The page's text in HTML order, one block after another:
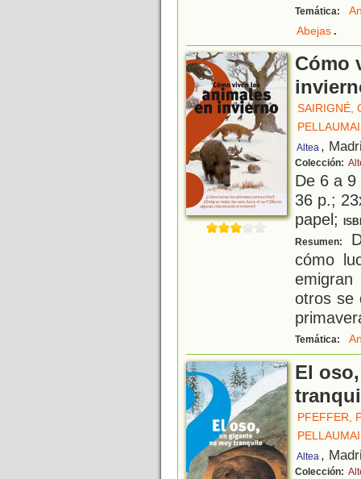
Temática:
Abejas.
Cómo
SAIRIGNÉ,
Altea ,
Colección:
De 6 a
36 p.;
papel;
Resumen:
cómo
otros se
Temática:
El
PFEFFER,
Altea ,
Colección: